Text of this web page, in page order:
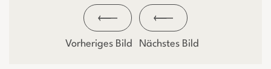
Vorheriges Bild Nächstes Bild